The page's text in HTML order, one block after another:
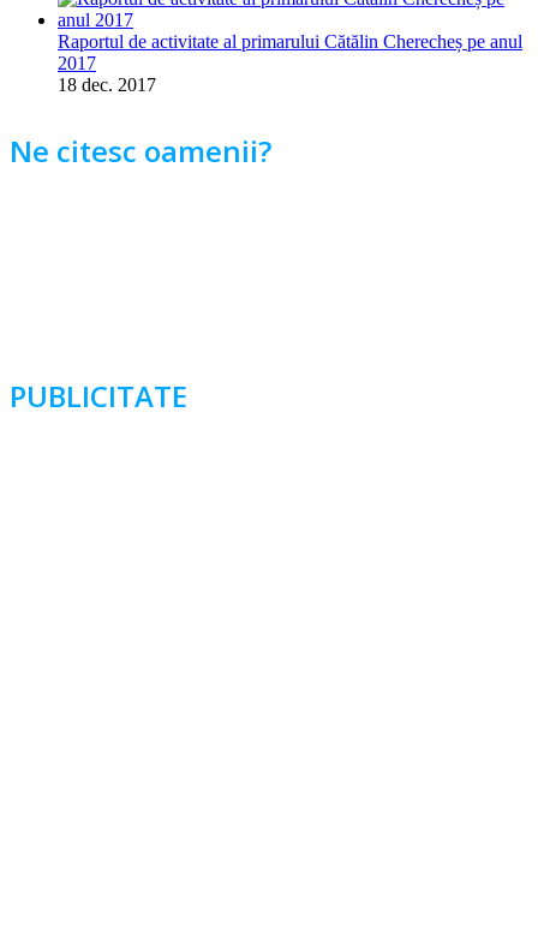
Raportul de activitate al primarului Cătălin Cherecheș pe anul
2017
18 dec. 2017
Ne citesc oamenii?
PUBLICITATE